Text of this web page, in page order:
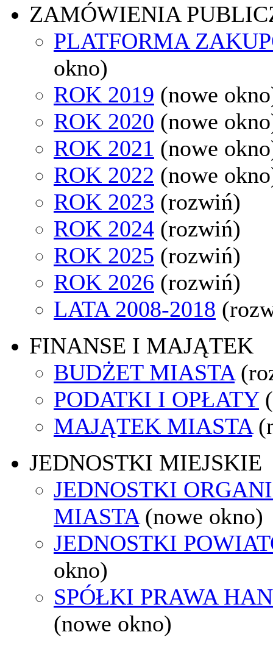
ZAMÓWIENIA
PLATFORMA
okno)
ROK 2019 (nowe
ROK 2020 (nowe
ROK 2021 (nowe
ROK 2022 (nowe
ROK 2023 (rozwiń)
ROK 2024 (rozwiń)
ROK 2025 (rozwiń)
ROK 2026 (rozwiń)
LATA 2008-2018
FINANSE I MAJĄTEK
BUDŻET MIASTA
PODATKI I OPŁATY
MAJĄTEK MIASTA
JEDNOSTKI MIEJSKIE
JEDNOSTKI
MIASTA (nowe okno)
JEDNOSTKI
okno)
SPÓŁKI PRAWA
(nowe okno)